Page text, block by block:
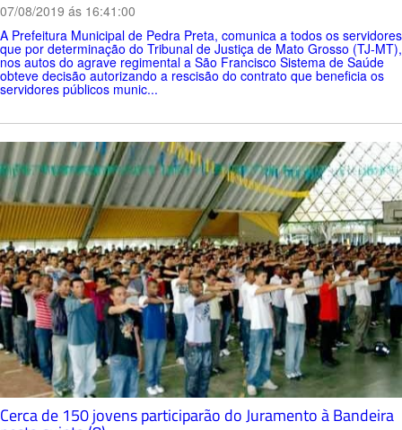
07/08/2019 ás 16:41:00
A Prefeitura Municipal de Pedra Preta, comunica a todos os servidores
que por determinação do Tribunal de Justiça de Mato Grosso (TJ-MT),
nos autos do agrave regimental a São Francisco Sistema de Saúde
obteve decisão autorizando a rescisão do contrato que beneficia os
servidores públicos munic...
Cerca de 150 jovens participarão do Juramento à Bandeira